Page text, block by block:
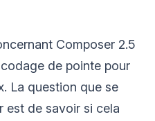
Composer 2.5
de pointe pour
La question que se
est de savoir si cela